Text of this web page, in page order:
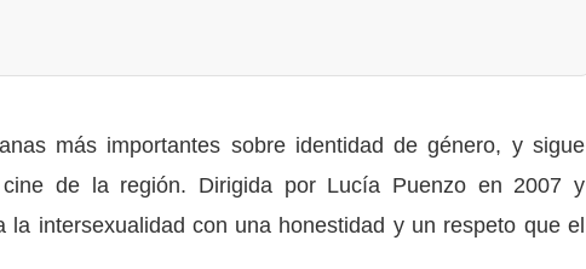
más importantes sobre identidad de género, y sigue
de la región. Dirigida por Lucía Puenzo en 2007 y
intersexualidad con una honestidad y un respeto que el